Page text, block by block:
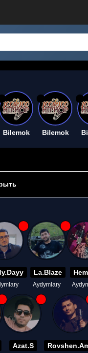
Bilemok Bilemok
La.Blaze
Aydymlary
Azat.S